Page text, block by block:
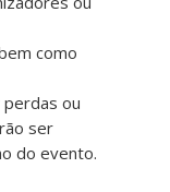
como
perdas ou
ser
do evento.